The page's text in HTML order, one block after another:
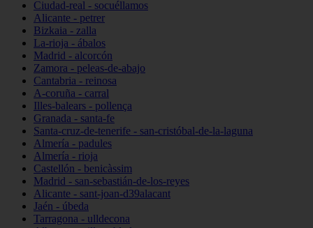
Ciudad-real - socuéllamos
Alicante - petrer
Bizkaia - zalla
La-rioja - ábalos
Madrid - alcorcón
Zamora - peleas-de-abajo
Cantabria - reinosa
A-coruña - carral
Illes-balears - pollença
Granada - santa-fe
Santa-cruz-de-tenerife - san-cristóbal-de-la-laguna
Almería - padules
Almería - rioja
Castellón - benicàssim
Madrid - san-sebastián-de-los-reyes
Alicante - sant-joan-d39alacant
Jaén - úbeda
Tarragona - ulldecona